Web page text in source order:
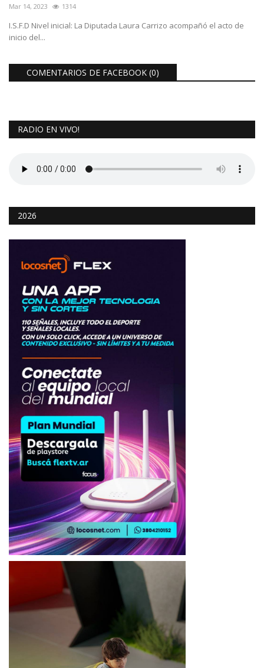
Mar 14, 2023 1314
I.S.F.D Nivel inicial: La Diputada Laura Carrizo acompañó el acto de
inicio del...
COMENTARIOS DE FACEBOOK (0)
RADIO EN VIVO!
2026